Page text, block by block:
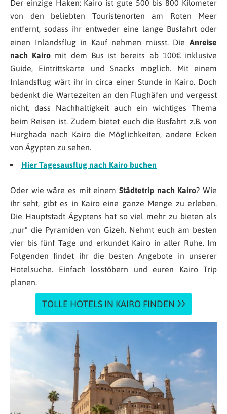
Der einzige Haken: Kairo ist gute 500 bis 800 Kilometer
von den beliebten Touristenorten am Roten Meer
entfernt, sodass ihr entweder eine lange Busfahrt oder
einen Inlandsflug in Kauf nehmen müsst. Die Anreise
nach Kairo mit dem Bus ist bereits ab 100€ inklusive
Guide, Eintrittskarte und Snacks möglich. Mit einem
Inlandsflug wärt ihr in circa einer Stunde in Kairo. Doch
bedenkt die Wartezeiten an den Flughäfen und vergesst
nicht, dass Nachhaltigkeit auch ein wichtiges Thema
beim Reisen ist. Zudem bietet euch die Busfahrt z.B. von
Hurghada nach Kairo die Möglichkeiten, andere Ecken
von Ägypten zu sehen.
Hier Tagesausflug nach Kairo buchen
Oder wie wäre es mit einem Städtetrip nach Kairo? Wie
ihr seht, gibt es in Kairo eine ganze Menge zu erleben.
Die Hauptstadt Ägyptens hat so viel mehr zu bieten als
„nur“ die Pyramiden von Gizeh. Nehmt euch am besten
vier bis fünf Tage und erkundet Kairo in aller Ruhe. Im
Folgenden findet ihr die besten Angebote in unserer
Hotelsuche. Einfach losstöbern und euren Kairo Trip
planen.
TOLLE HOTELS IN KAIRO FINDEN